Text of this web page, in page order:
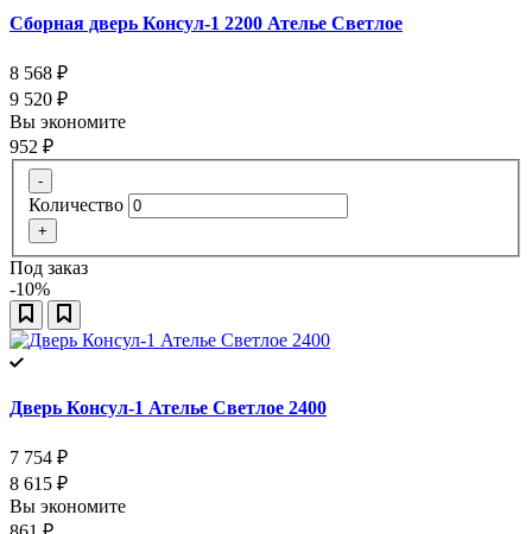
Сборная дверь Консул-1 2200 Ателье Светлое
8 568 ₽
9 520 ₽
Вы экономите
952 ₽
-
Количество
+
Под заказ
-10%
Дверь Консул-1 Ателье Светлое 2400
7 754 ₽
8 615 ₽
Вы экономите